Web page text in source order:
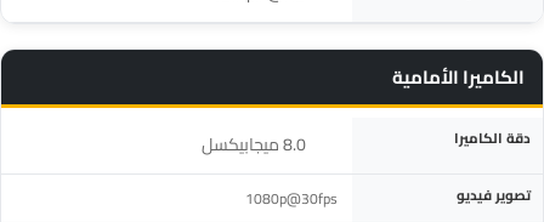
الكاميرا الأمامية
المواصفة التفاصيلدقة الكاميرا ‎8.0 ميجابيكسل‎
تصوير فيديو 1080p@30fps